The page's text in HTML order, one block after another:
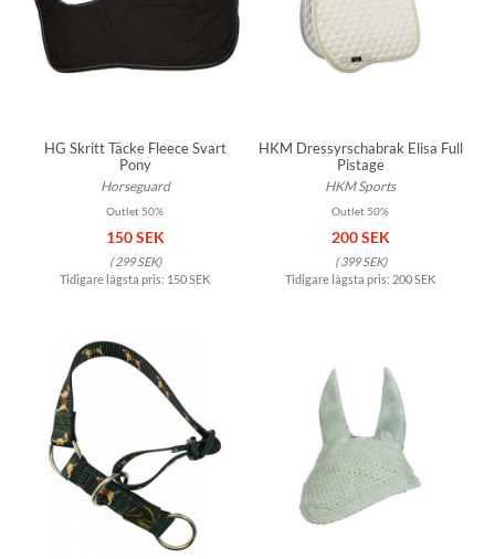
HG Skritt Täcke Fleece Svart
Pony
Horseguard
Outlet 50%
150 SEK
(299 SEK)
Tidigare lägsta pris: 150 SEK
HKM Dressyrschabrak Elisa Full
Pistage
HKM Sports
Outlet 50%
200 SEK
(399 SEK)
Tidigare lägsta pris: 200 SEK